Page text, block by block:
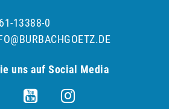
13388-0
uns auf Social Media